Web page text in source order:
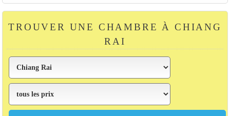
TROUVER UNE CHAMBRE À CHIANG
RAI